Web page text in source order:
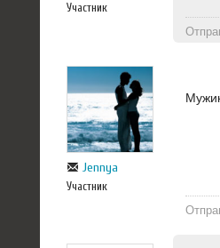
Участник
Jennya
Участник